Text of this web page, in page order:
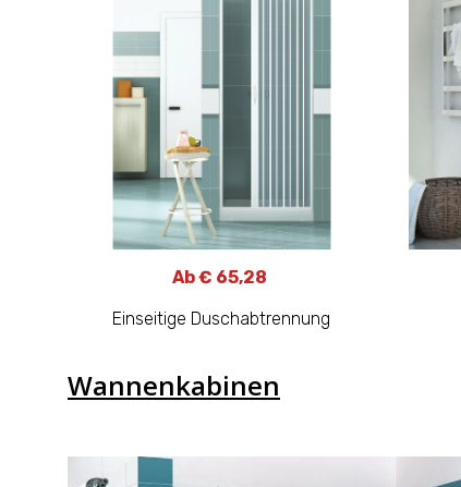
Ab € 65,28
Einseitige Duschabtrennung
Wannenkabinen